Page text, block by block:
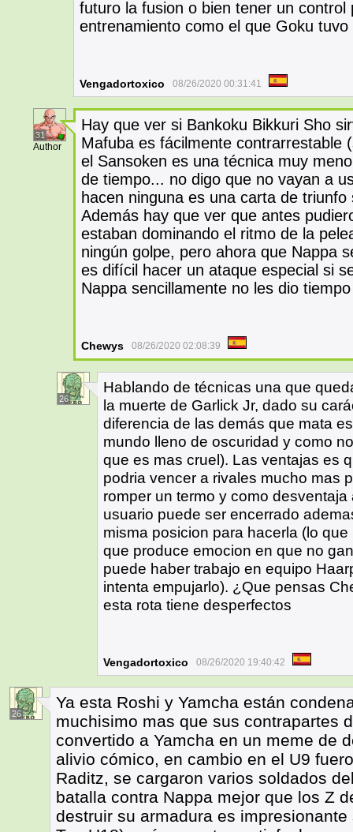
futuro la fusion o bien tener un
entrenamiento como el que Goku
Vengadortoxico 08/26/2020 00:31:41
31
Author
Hay que ver si Bankoku Bikkuri Sho
Mafuba es fácilmente contrarrestable
el Sansoken es una técnica muy
de tiempo... no digo que no vayan a
hacen ninguna es una carta de triunfo
Además hay que ver que antes
estaban dominando el ritmo de la
ningún golpe, pero ahora que Nappa
es difícil hacer un ataque especial si
Nappa sencillamente no les dio
Chewys 08/26/2020 02:08:39
26
Hablando de técnicas una que
la muerte de Garlick Jr, dado su
diferencia de las demás que mata
mundo lleno de oscuridad y como
que es mas cruel). Las ventajas es
podria vencer a rivales mucho mas
romper un termo y como
usuario puede ser encerrado
misma posicion para hacerla (lo
que produce emocion en que no
puede haber trabajo en equipo
intenta empujarlo). ¿Que pensas
esta rota tiene desperfectos
Vengadortoxico 08/26/2020 19:40:42
26
Ya esta Roshi y Yamcha están
muchisimo mas que sus contrapartes
convertido a Yamcha en un meme de
alivio cómico, en cambio en el U9
Raditz, se cargaron varios soldados
batalla contra Nappa mejor que los Z
destruir su armadura es